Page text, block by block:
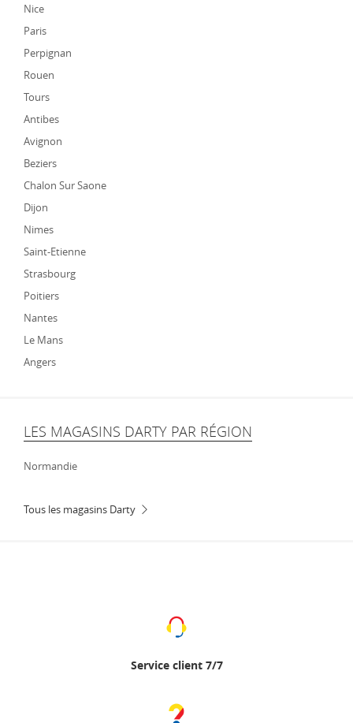
Nice
Paris
Perpignan
Rouen
Tours
Antibes
Avignon
Beziers
Chalon Sur Saone
Dijon
Nimes
Saint-Etienne
Strasbourg
Poitiers
Nantes
Le Mans
Angers
LES MAGASINS DARTY PAR RÉGION
Normandie
Tous les magasins Darty
Service client 7/7